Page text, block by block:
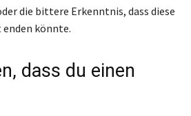
die bittere Erkenntnis, dass diese
könnte.
dass du einen